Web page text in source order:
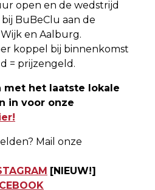
open en de wedstrijd
BuBeClu aan de
en Aalburg.
koppel bij binnenkomst
= prijzengeld.
met het laatste lokale
in voor onze
Mail onze
[NIEUW!]